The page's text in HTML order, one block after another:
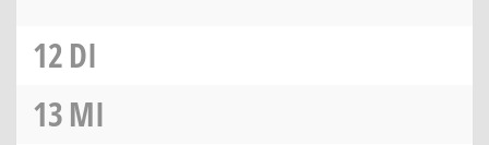
12DI
13MI